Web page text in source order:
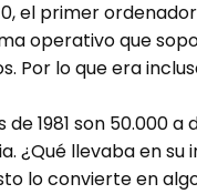
el primer
operativo que
Por lo que era
1981 son 50.000
¿Qué llevaba en su
lo convierte en